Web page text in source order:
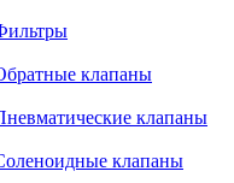
клапаны
клапаны
клапаны